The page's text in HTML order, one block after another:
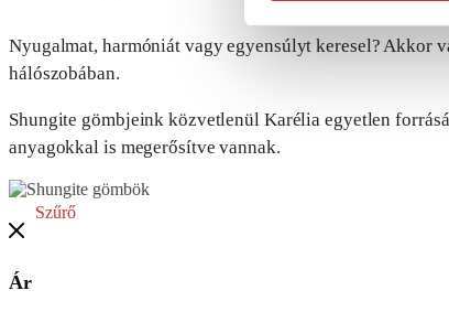
Nyugalmat, harmóniát vagy egyensúlyt keresel? Akkor
hálószobában.
Shungite gömbjeink közvetlenül Karélia egyetlen
anyagokkal is megerősítve vannak.
Szűrő
Ár